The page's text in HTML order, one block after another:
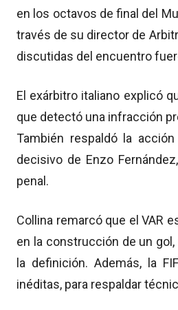
en los octavos de final del
través de su director de
discutidas del encuentro
El exárbitro italiano explicó
que detectó una infracción
También respaldó la
decisivo de Enzo
penal.
Collina remarcó que el VAR
en la construcción de un
la definición. Además, la
inéditas, para respaldar